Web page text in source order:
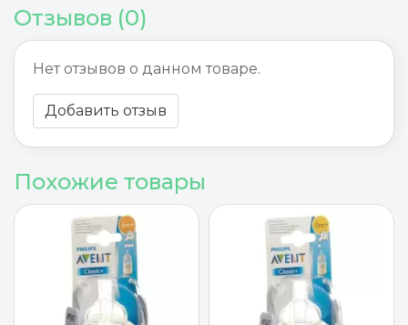
Отзывов (0)
Нет отзывов о данном товаре.
Добавить отзыв
Похожие товары